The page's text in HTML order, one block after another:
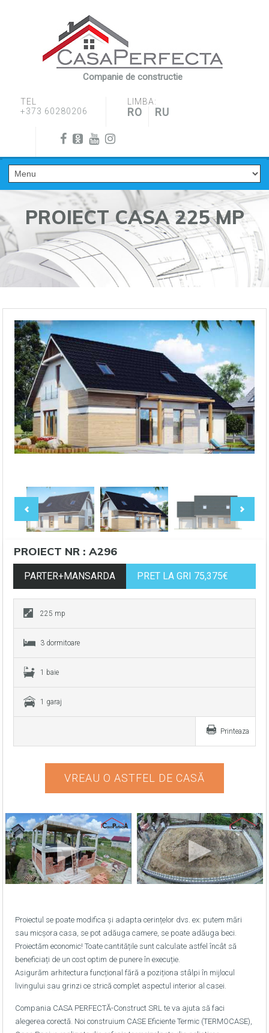
Companie de constructie
TEL
+373 60280206
LIMBA:
RO RU
PROIECT CASA 225 MP
PROIECT NR : A296
PARTER+MANSARDA PRET LA GRI 75,375€
225 mp
3 dormitoare
1 baie
1 garaj
Printeaza
VREAU O ASTFEL DE CASĂ
Proiectul se poate modifica și adapta cerințelor dvs. ex: putem mări
sau micșora casa, se pot adăuga camere, se poate adăuga beci.
Proiectăm economic! Toate cantitățile sunt calculate astfel încât să
beneficiați de un cost optim de punere în execuție.
Asigurăm arhitectura funcțional fără a poziționa stâlpi în mijlocul
livingului sau grinzi ce strică complet aspectul interior al casei.
Compania CASA PERFECTĂ-Construct SRL te va ajuta să faci
alegerea corectă. Noi construium CASE Eficiente Termic (TERMOCASE),